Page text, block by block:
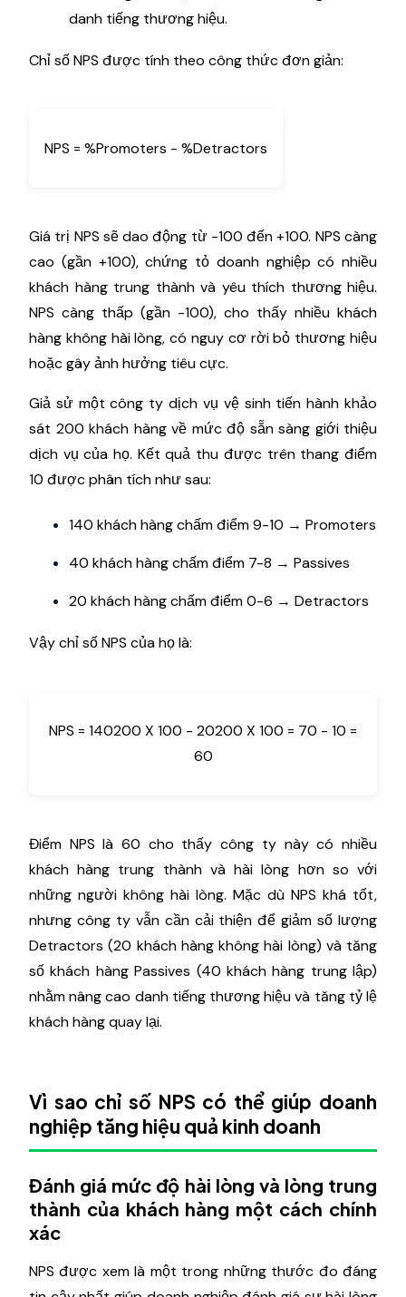
danh tiếng thương hiệu.
Chỉ số NPS được tính theo công thức đơn giản:
NPS = %Promoters - %Detractors
Giá trị NPS sẽ dao động từ -100 đến +100. NPS càng
cao (gần +100), chứng tỏ doanh nghiệp có nhiều
khách hàng trung thành và yêu thích thương hiệu.
NPS càng thấp (gần -100), cho thấy nhiều khách
hàng không hài lòng, có nguy cơ rời bỏ thương hiệu
hoặc gây ảnh hưởng tiêu cực.
Giả sử một công ty dịch vụ vệ sinh tiến hành khảo
sát 200 khách hàng về mức độ sẵn sàng giới thiệu
dịch vụ của họ. Kết quả thu được trên thang điểm
10 được phân tích như sau:
140 khách hàng chấm điểm 9-10 → Promoters
40 khách hàng chấm điểm 7-8 → Passives
20 khách hàng chấm điểm 0-6 → Detractors
Vậy chỉ số NPS của họ là:
NPS = 140200 X 100 - 20200 X 100 = 70 - 10 =
60
Điểm NPS là 60 cho thấy công ty này có nhiều
khách hàng trung thành và hài lòng hơn so với
những người không hài lòng. Mặc dù NPS khá tốt,
nhưng công ty vẫn cần cải thiện để giảm số lượng
Detractors (20 khách hàng không hài lòng) và tăng
số khách hàng Passives (40 khách hàng trung lập)
nhằm nâng cao danh tiếng thương hiệu và tăng tỷ lệ
khách hàng quay lại.
Vì sao chỉ số NPS có thể giúp doanh
nghiệp tăng hiệu quả kinh doanh
Đánh giá mức độ hài lòng và lòng trung
thành của khách hàng một cách chính
xác
NPS được xem là một trong những thước đo đáng